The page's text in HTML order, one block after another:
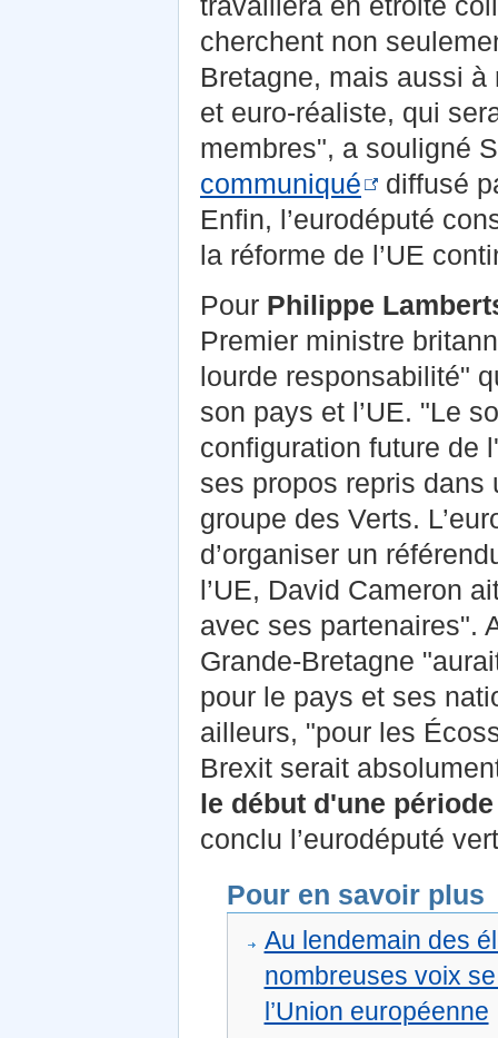
cherchent non
Bretagne, mais aussi
et euro-réaliste, qui
membres", a souligné
communiqué
diffusé
Enfin, l’eurodéputé
la réforme de l’UE
Pour Philippe
Premier ministre
lourde responsabilité"
son pays et l’UE. "Le
configuration future de
ses propos repris dans
groupe des Verts.
d’organiser un
l’UE, David Cameron
avec ses partenaires".
Grande-Bretagne
pour le pays et ses
ailleurs, "pour les
Brexit serait
le début d'une
conclu l’eurodéputé
Pour en savoir plus
Au lendemain des
nombreuses voix
l’Union européenne